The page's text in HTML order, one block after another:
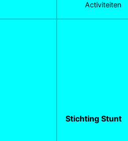
Activiteiten
Stichting Stunt